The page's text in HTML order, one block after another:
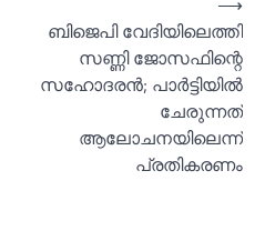
ബിജെപി വേദിയിലെത്തി
സണ്ണി ജോസഫിന്റെ
സഹോദരൻ; പാര്‍ട്ടിയില്‍
ചേരുന്നത്
ആലോചനയിലെന്ന്
പ്രതികരണം